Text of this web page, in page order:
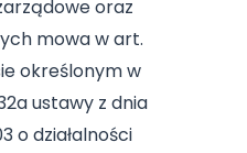
oraz
mowa w art.
określonym w
ustawy z dnia
o działalności